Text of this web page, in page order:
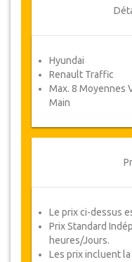
ou un
Une fois votre
redirigé vers
informations de
Suivez
Hyundai
Renault Traffic
Max. 8 Moyennes
Main
Le prix ci-dessus
Prix Standard
heures/Jours.
Les prix incluent la